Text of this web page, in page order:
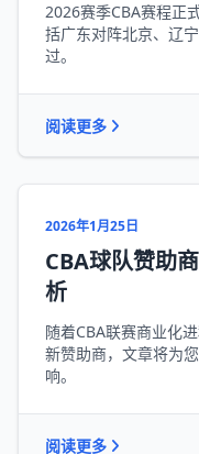
2026赛季CBA赛程正
括广东对阵北京、辽
过。
阅读更多
2026年1月25日
CBA球队赞助
析
随着CBA联赛商业化
新赞助商，文章将为
响。
阅读更多